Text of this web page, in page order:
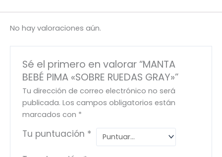
No hay valoraciones aún.
Sé el primero en valorar “MANTA
BEBÉ PIMA «SOBRE RUEDAS GRAY»”
Tu dirección de correo electrónico no será
publicada. Los campos obligatorios están
marcados con *
Tu puntuación *